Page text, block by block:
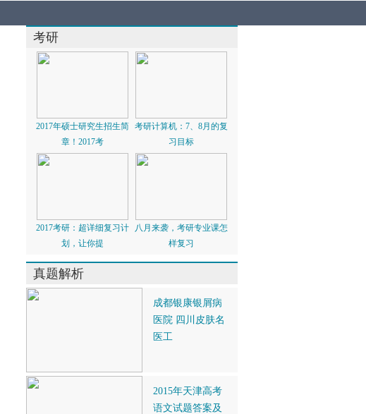
考研
2017年硕士研究生招生简
章！2017考
考研计算机：7、8月的复
习目标
2017考研：超详细复习计
划，让你提
八月来袭，考研专业课怎
样复习
真题解析
成都银康银屑病
医院 四川皮肤名
医工
2015年天津高考
语文试题答案及